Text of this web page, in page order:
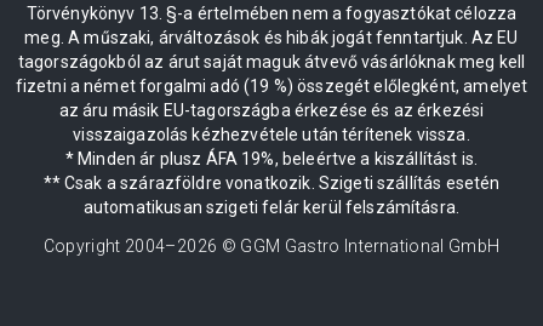
Törvénykönyv 13. §-a értelmében nem a fogyasztókat célozza
meg. A műszaki, árváltozások és hibák jogát fenntartjuk. Az EU
tagországokból az árut saját maguk átvevő vásárlóknak meg kell
fizetni a német forgalmi adó (19 %) összegét előlegként, amelyet
az áru másik EU-tagországba érkezése és az érkezési
visszaigazolás kézhezvétele után térítenek vissza.
* Minden ár plusz ÁFA 19%, beleértve a kiszállítást is.
** Csak a szárazföldre vonatkozik. Szigeti szállítás esetén
automatikusan szigeti felár kerül felszámításra.
Copyright 2004–2026 © GGM Gastro International GmbH